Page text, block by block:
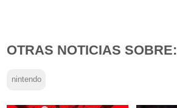
OTRAS NOTICIAS SOBRE:
nintendo